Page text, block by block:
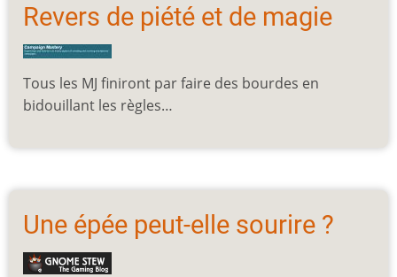
Revers de piété et de magie
Tous les MJ finiront par faire des bourdes en
bidouillant les règles…
Une épée peut-elle sourire ?